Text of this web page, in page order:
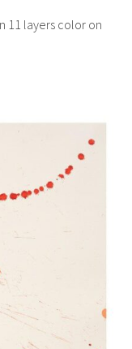
11 layers color on